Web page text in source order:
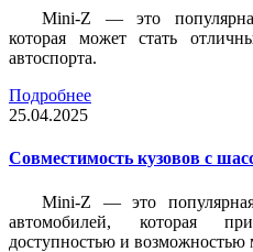
Mini-Z — это
которая может стать
автоспорта.
Подробнее
25.04.2025
Совместимость кузовов с
Mini-Z — это
автомобилей, которая
доступностью и